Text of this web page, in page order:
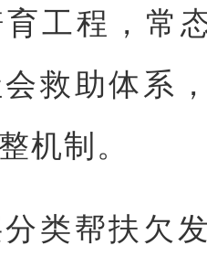
工程，常
救助体系
机制。
分类帮扶欠